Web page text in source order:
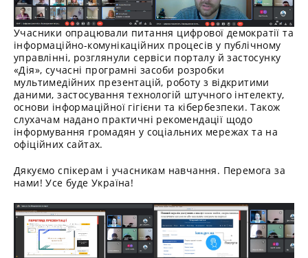
Учасники опрацювали питання цифрової демократії та
інформаційно-комунікаційних процесів у публічному
управлінні, розглянули сервіси порталу й застосунку
«Дія», сучасні програмні засоби розробки
мультимедійних презентацій, роботу з відкритими
даними, застосування технологій штучного інтелекту,
основи інформаційної гігієни та кібербезпеки. Також
слухачам надано практичні рекомендації щодо
інформування громадян у соціальних мережах та на
офіційних сайтах.
Дякуємо спікерам і учасникам навчання. Перемога за
нами! Усе буде Україна!